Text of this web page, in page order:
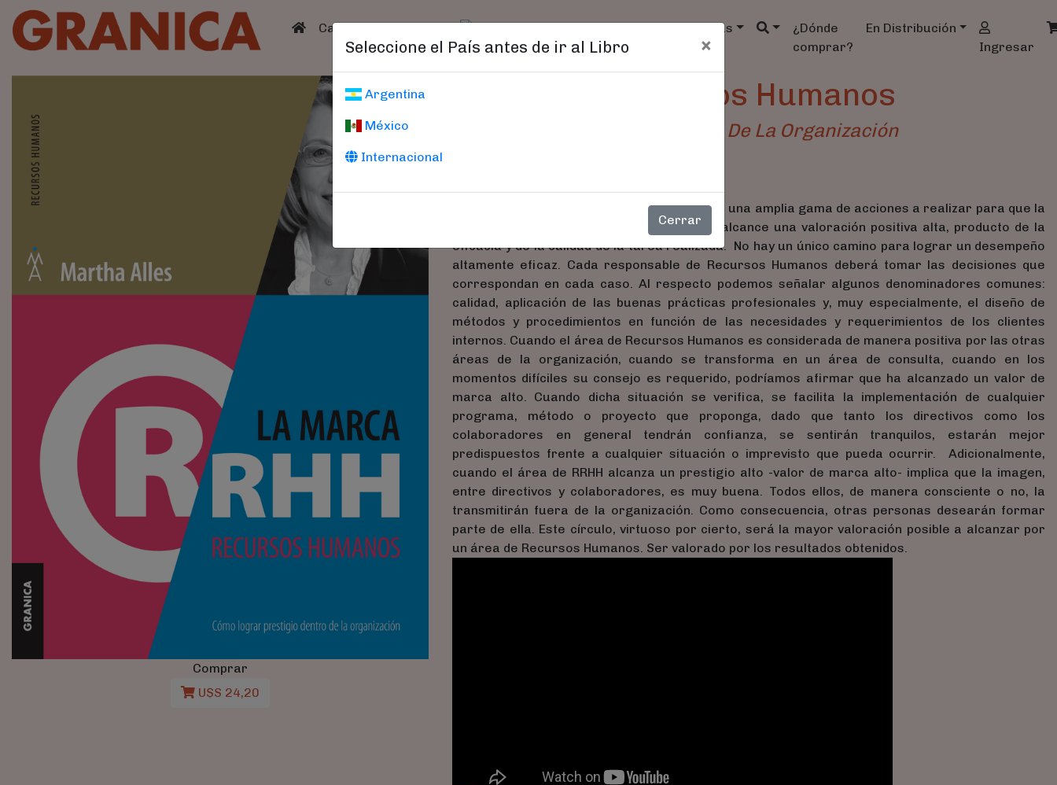
(current)
Catálogo Catálogo Agendas
¿Dónde
comprar?
En Distribución
Ingresar
Seleccione el País antes de ir al Libro ×
Argentina
México
Internacional
Cerrar
Comprar
U$S 24,20
La Marca Recursos Humanos
Cómo Lograr Prestigio Dentro De La Organización
La obra, en su conjunto, presentará al lector una amplia gama de acciones a realizar para que la
gestión de un área de Recursos Humanos alcance una valoración positiva alta, producto de la
eficacia y de la calidad de la tarea realizada. No hay un único camino para lograr un desempeño
altamente eficaz. Cada responsable de Recursos Humanos deberá tomar las decisiones que
correspondan en cada caso. Al respecto podemos señalar algunos denominadores comunes:
calidad, aplicación de las buenas prácticas profesionales y, muy especialmente, el diseño de
métodos y procedimientos en función de las necesidades y requerimientos de los clientes
internos. Cuando el área de Recursos Humanos es considerada de manera positiva por las otras
áreas de la organización, cuando se transforma en un área de consulta, cuando en los
momentos difíciles su consejo es requerido, podríamos afirmar que ha alcanzado un valor de
marca alto. Cuando dicha situación se verifica, se facilita la implementación de cualquier
programa, método o proyecto que proponga, dado que tanto los directivos como los
colaboradores en general tendrán confianza, se sentirán tranquilos, estarán mejor
predispuestos frente a cualquier situación o imprevisto que pueda ocurrir. Adicionalmente,
cuando el área de RRHH alcanza un prestigio alto -valor de marca alto- implica que la imagen,
entre directivos y colaboradores, es muy buena. Todos ellos, de manera consciente o no, la
transmitirán fuera de la organización. Como consecuencia, otras personas desearán formar
parte de ella. Este círculo, virtuoso por cierto, será la mayor valoración posible a alcanzar por
un área de Recursos Humanos. Ser valorado por los resultados obtenidos.